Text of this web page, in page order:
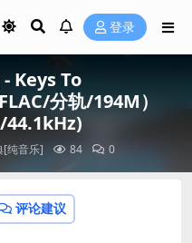
登录
Keys To
分轨/194M）
[纯音乐] 84 0
评论建议